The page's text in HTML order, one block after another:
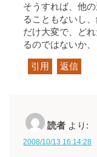
そうすれば、他
ることもないし
だけ大変で、ど
るのではないか、
引用 返信
読者 より:
2008/10/13 16:14:28